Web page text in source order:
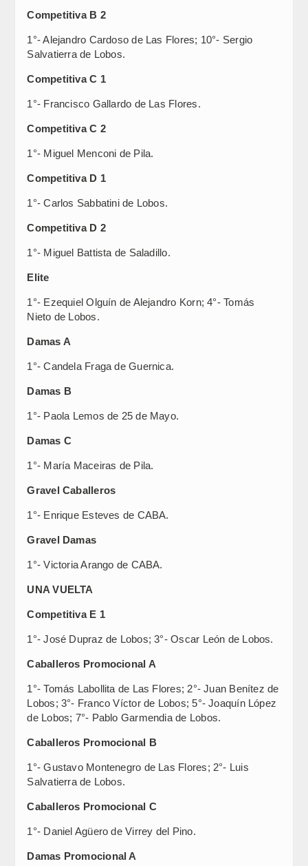
Competitiva B 2
1°- Alejandro Cardoso de Las Flores; 10°- Sergio
Salvatierra de Lobos.
Competitiva C 1
1°- Francisco Gallardo de Las Flores.
Competitiva C 2
1°- Miguel Menconi de Pila.
Competitiva D 1
1°- Carlos Sabbatini de Lobos.
Competitiva D 2
1°- Miguel Battista de Saladillo.
Elite
1°- Ezequiel Olguín de Alejandro Korn; 4°- Tomás
Nieto de Lobos.
Damas A
1°- Candela Fraga de Guernica.
Damas B
1°- Paola Lemos de 25 de Mayo.
Damas C
1°- María Maceiras de Pila.
Gravel Caballeros
1°- Enrique Esteves de CABA.
Gravel Damas
1°- Victoria Arango de CABA.
UNA VUELTA
Competitiva E 1
1°- José Dupraz de Lobos; 3°- Oscar León de Lobos.
Caballeros Promocional A
1°- Tomás Labollita de Las Flores; 2°- Juan Benítez de
Lobos; 3°- Franco Víctor de Lobos; 5°- Joaquín López
de Lobos; 7°- Pablo Garmendia de Lobos.
Caballeros Promocional B
1°- Gustavo Montenegro de Las Flores; 2°- Luis
Salvatierra de Lobos.
Caballeros Promocional C
1°- Daniel Agüero de Virrey del Pino.
Damas Promocional A